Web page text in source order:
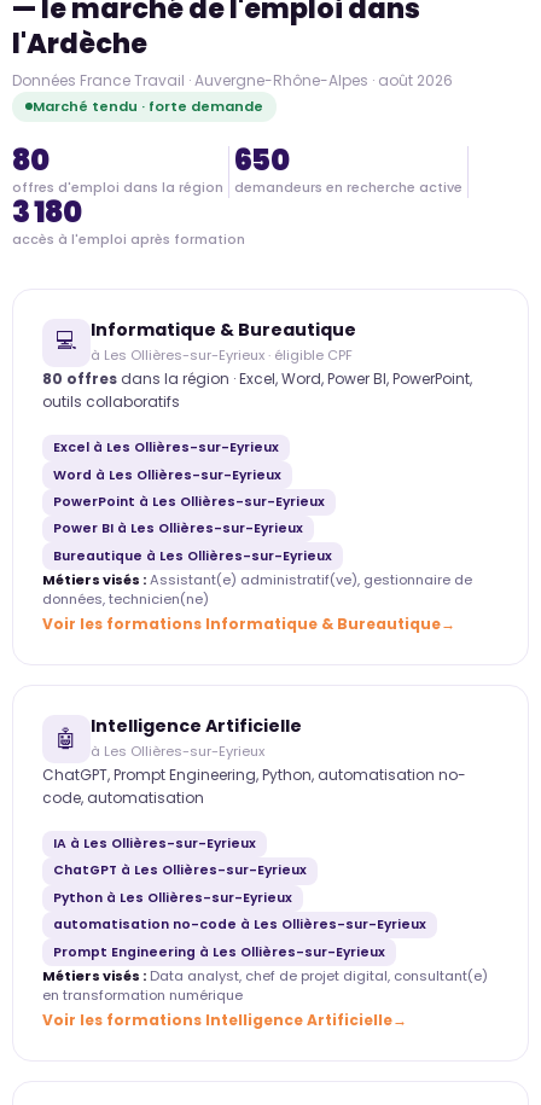
— le marché de l'emploi dans
l'Ardèche
Données France Travail · Auvergne-Rhône-Alpes · août 2026
Marché tendu · forte demande
80
offres d'emploi dans la région
650
demandeurs en recherche active
3 180
accès à l'emploi après formation
💻 Informatique & Bureautique
à Les Ollières-sur-Eyrieux · éligible CPF
80 offres dans la région · Excel, Word, Power BI, PowerPoint,
outils collaboratifs
Excel à Les Ollières-sur-Eyrieux
Word à Les Ollières-sur-Eyrieux
PowerPoint à Les Ollières-sur-Eyrieux
Power BI à Les Ollières-sur-Eyrieux
Bureautique à Les Ollières-sur-Eyrieux
Métiers visés :Assistant(e) administratif(ve), gestionnaire de
données, technicien(ne)
Voir les formations Informatique & Bureautique
🤖 Intelligence Artificielle
à Les Ollières-sur-Eyrieux
ChatGPT, Prompt Engineering, Python, automatisation no-
code, automatisation
IA à Les Ollières-sur-Eyrieux
ChatGPT à Les Ollières-sur-Eyrieux
Python à Les Ollières-sur-Eyrieux
automatisation no-code à Les Ollières-sur-Eyrieux
Prompt Engineering à Les Ollières-sur-Eyrieux
Métiers visés : Data analyst, chef de projet digital, consultant(e)
en transformation numérique
Voir les formations Intelligence Artificielle